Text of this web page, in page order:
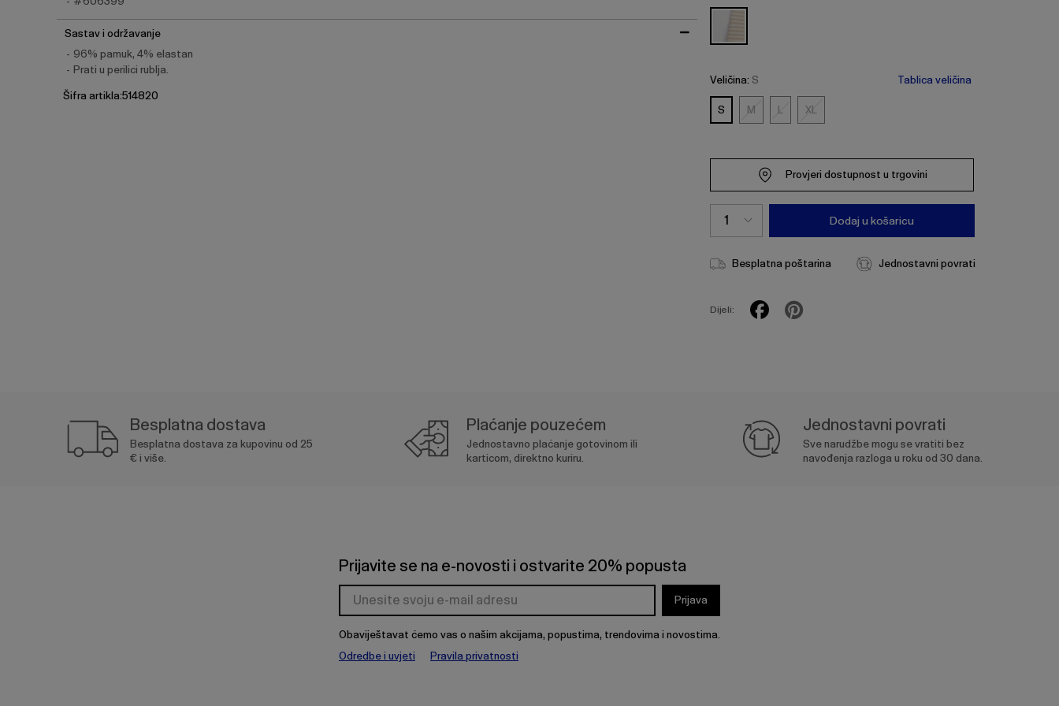
Veličina: S Tablica veličina
S M
M LL XLXL
Provjeri dostupnost u trgovini
Dodaj u košaricu
Besplatna poštarina Jednostavni povrati
Dijeli:
Sastav i održavanje
96% pamuk, 4% elastan
Prati u perilici rublja.
Šifra artikla:514820
Besplatna dostava
Besplatna dostava za kupovinu od 25
€ i više.
Plaćanje pouzećem
Jednostavno plaćanje gotovinom ili
karticom, direktno kuriru.
Jednostavni povrati
Sve narudžbe mogu se vratiti bez
navođenja razloga u roku od 30 dana.
Prijavite se na e-novosti i ostvarite 20% popusta
Prijava
Obaviještavat ćemo vas o našim akcijama, popustima, trendovima i novostima.
Odredbe i uvjeti
Pravila privatnosti